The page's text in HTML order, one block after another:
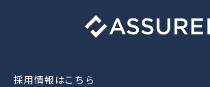
採用情報はこちら